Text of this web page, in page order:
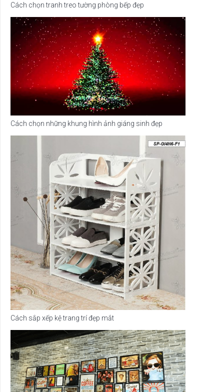
Cách chọn tranh treo tường phòng bếp đẹp
Cách chọn những khung hình ảnh giáng sinh đẹp
Cách sắp xếp kệ trang trí đẹp mắt